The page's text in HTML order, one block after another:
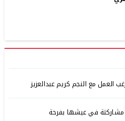
العمل مع النجم كريم عبدالعزيز
في عيشها بفرحة